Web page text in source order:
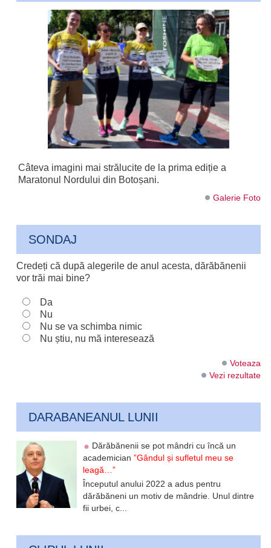
Câteva imagini mai strălucite de la prima ediție a
Maratonul Nordului din Botoșani.
Galerie Foto
SONDAJ
Credeți că după alegerile de anul acesta, dărăbănenii
vor trăi mai bine?
Da
Nu
Nu se va schimba nimic
Nu știu, nu mă interesează
Voteaza
Vezi rezultate
DARABANEANUL LUNII
Dărăbănenii se pot mândri cu încă un
academician”Gândul și sufletul meu se
leagă…”
Începutul anului 2022 a adus pentru
dărăbăneni un motiv de mândrie. Unul dintre
fii urbei, c...